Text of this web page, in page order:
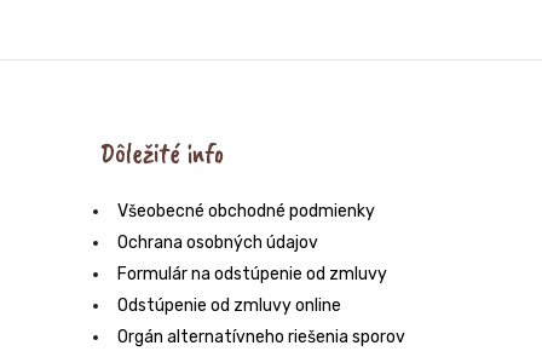
Dôležité info
Všeobecné obchodné podmienky
Ochrana osobných údajov
Formulár na odstúpenie od zmluvy
Odstúpenie od zmluvy online
Orgán alternatívneho riešenia sporov